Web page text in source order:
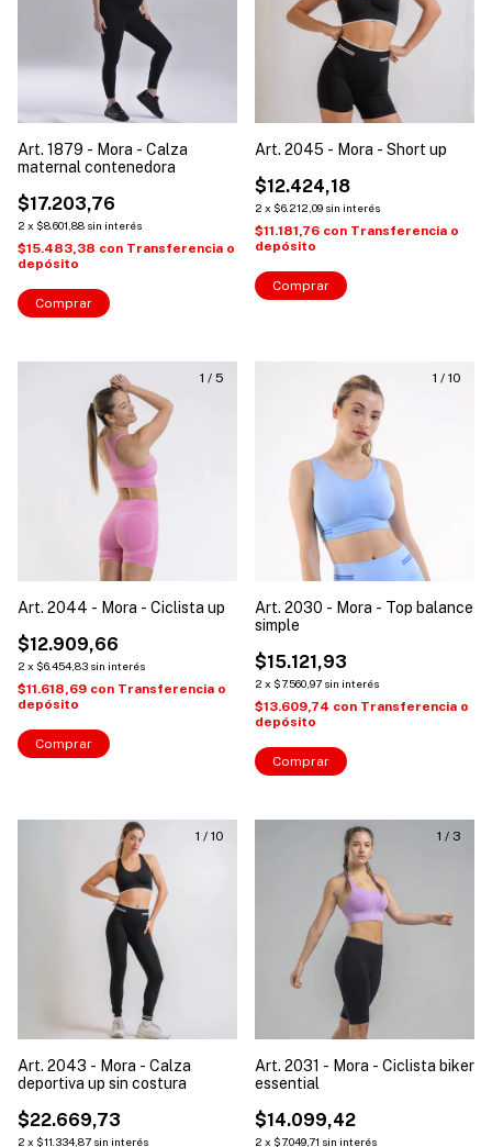
Art. 1879 - Mora - Calza
maternal contenedora
$17.203,76
2 x $8.601,88 sin interés
$15.483,38 con Transferencia o
depósito
Comprar
Art. 2045 - Mora - Short up
$12.424,18
2 x $6.212,09 sin interés
$11.181,76 con Transferencia o
depósito
Comprar
1 / 5
Art. 2044 - Mora - Ciclista up
$12.909,66
2 x $6.454,83 sin interés
$11.618,69 con Transferencia o
depósito
Comprar
1 / 10
Art. 2030 - Mora - Top balance
simple
$15.121,93
2 x $7.560,97 sin interés
$13.609,74 con Transferencia o
depósito
Comprar
1 / 10
Art. 2043 - Mora - Calza
deportiva up sin costura
$22.669,73
2 x $11.334,87 sin interés
1 / 3
Art. 2031 - Mora - Ciclista biker
essential
$14.099,42
2 x $7.049,71 sin interés